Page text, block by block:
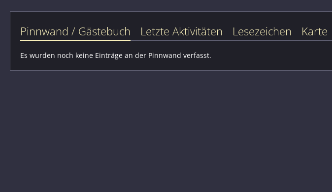
Pinnwand / Gästebuch Letzte Aktivitäten Lesezeichen Karte
Es wurden noch keine Einträge an der Pinnwand verfasst.